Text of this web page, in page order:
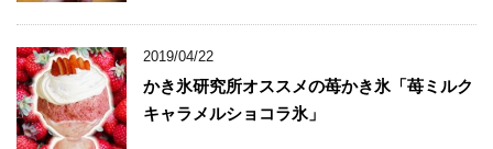
2019/04/22
かき氷研究所オススメの苺かき氷「苺ミルク
キャラメルショコラ氷」